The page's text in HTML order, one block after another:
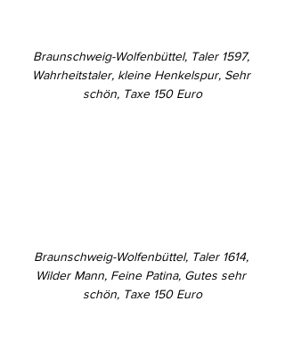
Braunschweig-Wolfenbüttel, Taler 1597,
Wahrheitstaler, kleine Henkelspur, Sehr
schön, Taxe 150 Euro
Braunschweig-Wolfenbüttel, Taler 1614,
Wilder Mann, Feine Patina, Gutes sehr
schön, Taxe 150 Euro